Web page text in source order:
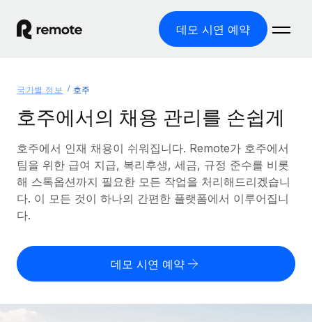
데모 시연 예약
글로벌 고용
글로벌 급여
규정을 준수하며 급여 지급을 손쉽게 처리
전 세계에서 규정을 준수하며 계약자 고용
계약자 관리
글로벌 서비스 제공
국가별 정보
미국 주별 정보
미국 모든 주 전역에서 채용 업무를 간소화
다른 업체들과 비교해보기
리소스
국가별 직원 오분류 리스크 확인
요금
English
국가별 정보 호주
호주에서의 채용 관리를 손쉽게
호주에서 인재 채용이 쉬워집니다. Remote가 호주에서
팀을 위한 급여 지급, 복리후생, 세금, 규정 준수를 비롯
해 스톡옵션까지 필요한 모든 작업을 처리해드리겠습니
다. 이 모든 것이 하나의 간편한 플랫폼에서 이루어집니
다.
데모 시연 예약